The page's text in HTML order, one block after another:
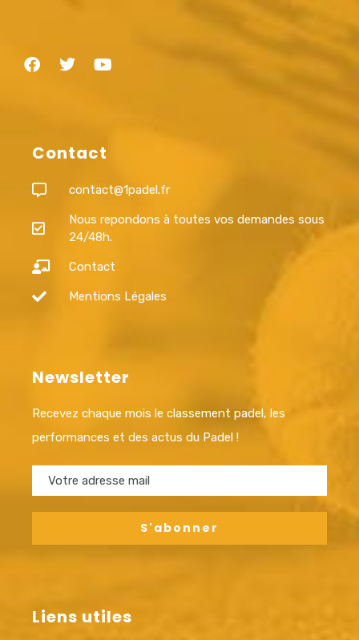
Contact
contact@1padel.fr
Nous repondons à toutes vos demandes sous
24/48h.
Contact
Mentions Légales
Newsletter
Recevez chaque mois le classement padel, les
performances et des actus du Padel !
Liens utiles